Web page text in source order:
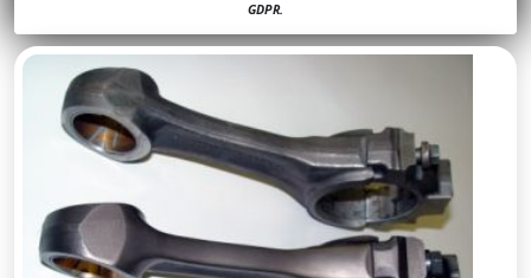
GDPR.